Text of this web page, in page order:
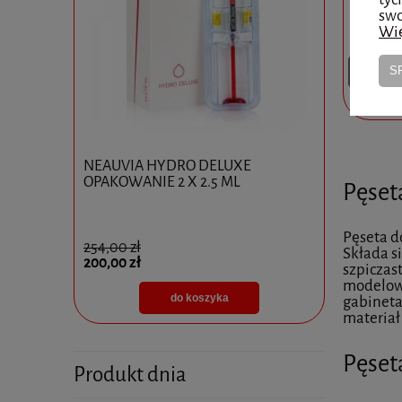
NEAUVIA HYDRO DELUXE
OPAKOWANIE 2 X 2.5 ML
254,00 zł
200,00 zł
do koszyka
825,00 zł
595,00 zł
Produkt dnia
17,00 zł
Pęseta
Składa